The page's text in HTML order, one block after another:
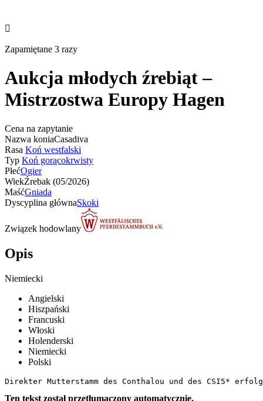

Zapamiętane 3 razy
Aukcja młodych źrebiąt –
Mistrzostwa Europy Hagen
Cena na zapytanie
Nazwa koniaCasadiva
Rasa Koń westfalski
Typ Koń gorącokrwisty
PłećOgier
WiekŹrebak (05/2026)
MaśćGniada
Dyscyplina głównaSkoki
Związek hodowlany
Opis
Niemiecki
Angielski
Hiszpański
Francuski
Włoski
Holenderski
Niemiecki
Polski
Direkter Mutterstamm des Conthalou und des CSI5*
Ten tekst został przetłumaczony automatycznie.